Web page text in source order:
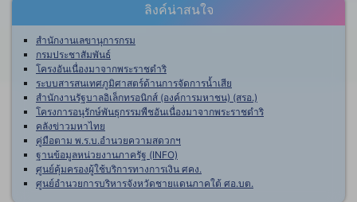
ลิงค์น่าสนใจ
สำนักงานเลขานุการกรม
กรมประชาสัมพันธ์
โครงอันเนื่องมาจากพระราชดำริ
ระบบสารสนเทศภูมิศาสตร์ด้านการจัดการน้ำเสีย
สำนักงานรัฐบาลอิเล็กทรอนิกส์ (องค์การมหาชน) (สรอ.)
โครงการอนุรักษ์พันธุกรรมพืชอันเนื่องมาจากพระราชดำริ
คลังข่าวมหาไทย
คู่มือตาม พ.ร.บ.อำนวยความสดวกฯ
ฐานข้อมูลหน่วยงานภาครัฐ (INFO)
ศูนย์คุ้มครองผู้ใช้บริการทางการเงิน ศคง.
ศูนย์อำนวยการบริหารจังหวัดชายแดนภาคใต้ ศอ.บต.